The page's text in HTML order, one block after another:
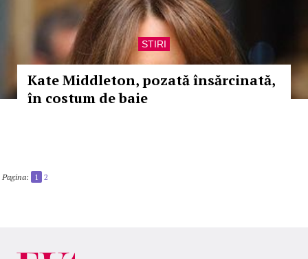
STIRI
Kate Middleton, pozată însărcinată,
în costum de baie
Pagina: 1 2